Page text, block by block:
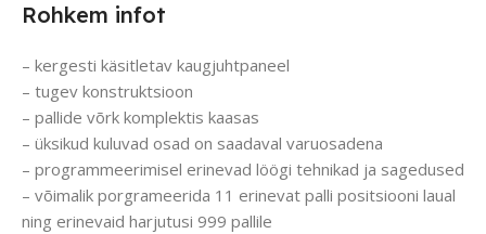
Rohkem infot
– kergesti käsitletav kaugjuhtpaneel
– tugev konstruktsioon
– pallide võrk komplektis kaasas
– üksikud kuluvad osad on saadaval varuosadena
– programmeerimisel erinevad löögi tehnikad ja sagedused
– võimalik porgrameerida 11 erinevat palli positsiooni laual
ning erinevaid harjutusi 999 pallile